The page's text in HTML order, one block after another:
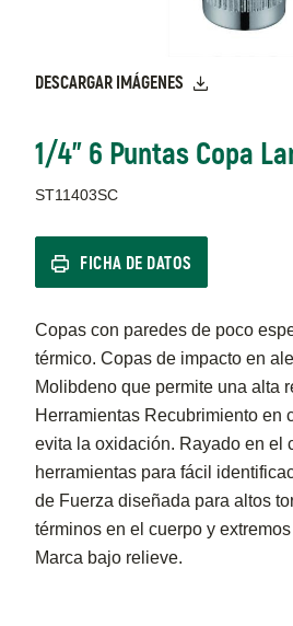
DESCARGAR IMÁGENES
1/4" 6 Puntas Copa
ST11403SC
FICHA DE DATOS
Copas con paredes de poco
térmico. Copas de impacto en
Molibdeno que permite una alta
Herramientas Recubrimiento en
evita la oxidación. Rayado en el
herramientas para fácil
de Fuerza diseñada para altos
términos en el cuerpo y
Marca bajo relieve.